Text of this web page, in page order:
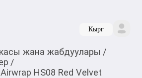
Кырг
жана жабдуулары /
/
HS08 Red Velvet